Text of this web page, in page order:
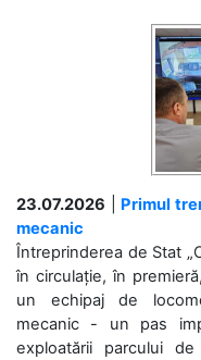
23.07.2026
Primul
mecanic
Întreprinderea de Stat
în circulație, în
un echipaj de
mecanic - un pas
exploatării parcului